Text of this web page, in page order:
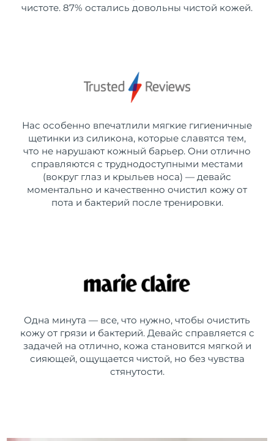
чистоте. 87% остались довольны чистой кожей.
Нас особенно впечатлили мягкие гигиеничные
щетинки из силикона, которые славятся тем,
что не нарушают кожный барьер. Они отлично
справляются с труднодоступными местами
(вокруг глаз и крыльев носа) — девайс
моментально и качественно очистил кожу от
пота и бактерий после тренировки.
Одна минута — все, что нужно, чтобы очистить
кожу от грязи и бактерий. Девайс справляется с
задачей на отлично, кожа становится мягкой и
сияющей, ощущается чистой, но без чувства
стянутости.